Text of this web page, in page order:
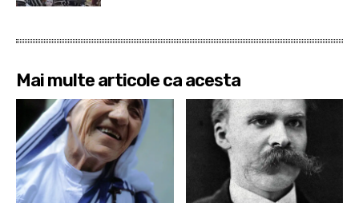
Mai multe articole ca acesta